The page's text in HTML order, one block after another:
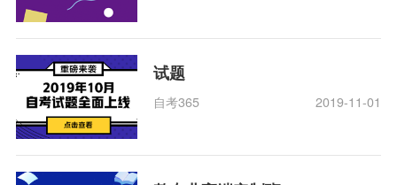
试题
自考365 2019-11-01